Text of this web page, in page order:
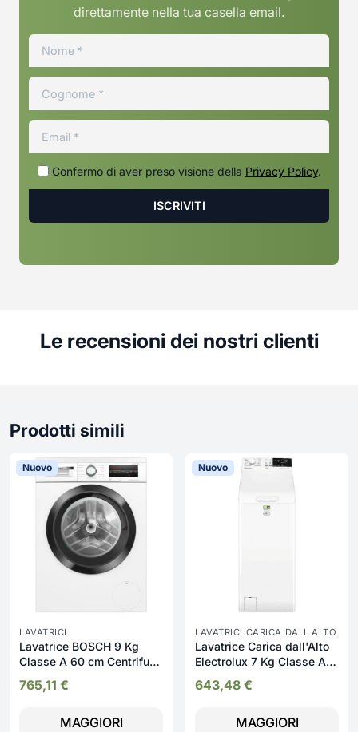
direttamente nella tua casella email.
Confermo di aver preso visione della Privacy Policy.
Le recensioni dei nostri clienti
Prodotti simili
Nuovo
LAVATRICI
Lavatrice BOSCH 9 Kg
Classe A 60 cm Centrifuga
Funzione Vapore -
765,11 €
MAGGIORI
Nuovo
LAVATRICI CARICA DALL ALTO
Lavatrice Carica dall'Alto
Electrolux 7 Kg Classe A
Centrifuga 1251 giri
EW6T437A
643,48 €
MAGGIORI